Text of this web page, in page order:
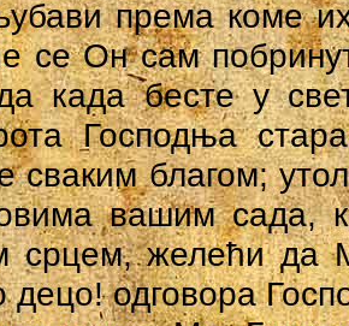
према коме их
се Он сам
када бесте у
Господња
сваким благом;
вашим сада,
срцем, желећи да
децо! одговора